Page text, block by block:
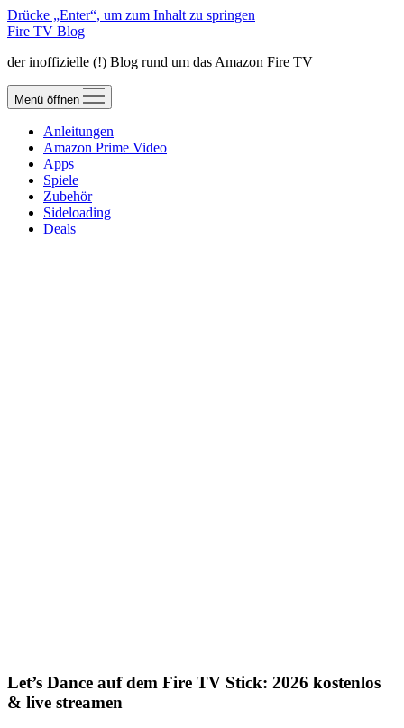
Drücke „Enter“, um zum Inhalt zu springen
Fire TV Blog
der inoffizielle (!) Blog rund um das Amazon Fire TV
Menü öffnen
Anleitungen
Amazon Prime Video
Apps
Spiele
Zubehör
Sideloading
Deals
Let’s Dance auf dem Fire TV Stick: 2026 kostenlos
& live streamen